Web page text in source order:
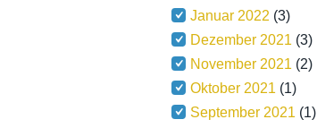
Januar 2022 (3)
Dezember 2021 (3)
November 2021 (2)
Oktober 2021 (1)
September 2021 (1)